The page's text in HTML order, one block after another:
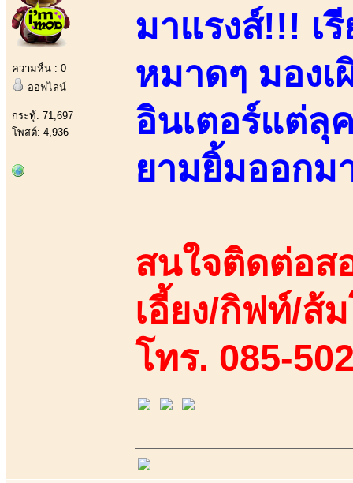
ความหื่น : 0
ออฟไลน์
กระทู้: 71,697
โพสต์: 4,936
มาแรงส์!!! เ
หมาดๆ มอง
อินเตอร์แต่ลุ
ยามยิ้มออก
สนใจติดต่อส
เอี้ยง/กิฟท์/ส้
โทร. 085-